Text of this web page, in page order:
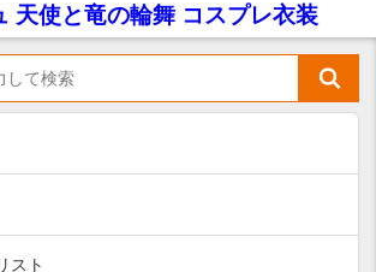
天使と竜の輪舞 コスプレ衣装
スト